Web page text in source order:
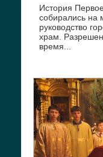
История
собирались на
руководство
храм.
время...